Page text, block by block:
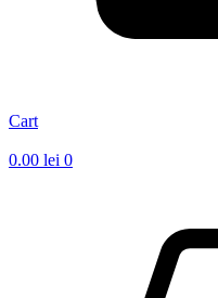
Cart
0.00 lei 0